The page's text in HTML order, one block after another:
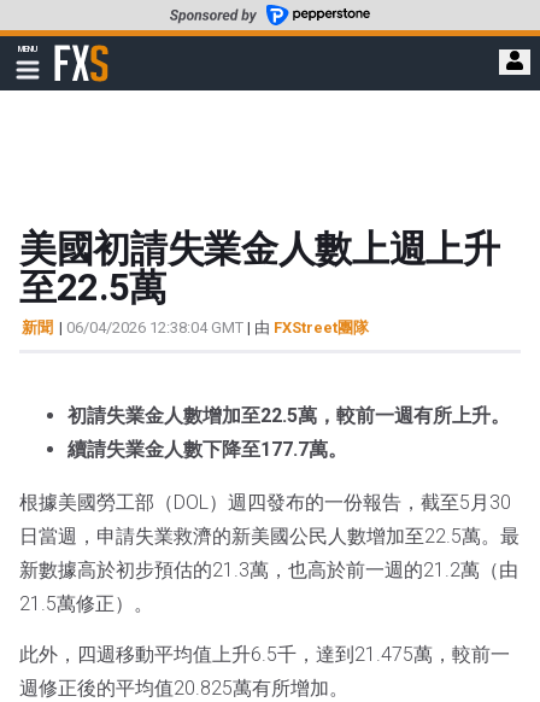
至
要
MENU
顯
示
FXStreet
美國初請失業金人數上週上升
至22.5萬
新聞 | 06/04/2026 12:38:04 GMT | 由 FXStreet團隊
初請失業金人數增加至22.5萬，較前一週有所上升。
續請失業金人數下降至177.7萬。
根據美國勞工部（DOL）週四發布的一份報告，截至5月30
日當週，申請失業救濟的新美國公民人數增加至22.5萬。最
新數據高於初步預估的21.3萬，也高於前一週的21.2萬（由
21.5萬修正）。
此外，四週移動平均值上升6.5千，達到21.475萬，較前一
週修正後的平均值20.825萬有所增加。